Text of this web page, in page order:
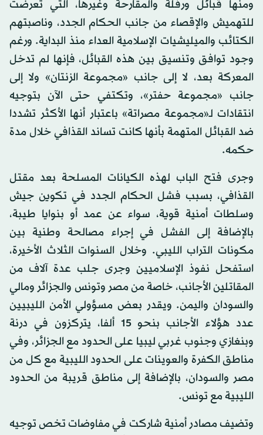
ومنها قبائل ورفلة والمقارحة وغيرها، التي تعرضت
للتهميش والإقصاء من جانب الحكام الجدد، وناصبتهم
الكتائب والميليشيات الإسلامية العداء منذ البداية. ورغم
وجود توافق وتنسيق بين هذه القبائل، فإنها لم تدخل
المعركة بعد، لا إلى جانب «مجموعة الزنتان» ولا إلى
جانب «مجموعة حفتر»، وتكتفي حتى الآن بتوجيه
انتقادات لـ«مجموعة مصراتة» باعتبار أنها الأكثر تشددا
ضد القبائل المتهمة بأنها كانت تساند القذافي خلال مدة
حكمه.
وجرى فتح الباب لهذه الكيانات المسلحة بعد مقتل
القذافي، بسبب فشل الحكام الجدد في تكوين جيش
وسلطات أمنية قوية، سواء عن عمد أو بنوايا طيبة،
بالإضافة إلى الفشل في إجراء مصالحة وطنية بين
مكونات التراب الليبي. وخلال السنوات الثلاث الأخيرة،
استفحل نفوذ الإسلاميين وجرى جلب عدة آلاف من
المقاتلين الأجانب، خاصة من مصر وتونس والجزائر ومالي
والسودان واليمن. ويقدر بعض مسؤولي الأمن الليبيين
عدد هؤلاء الأجانب بنحو 15 ألفا، يتركزون في درنة
وبنغازي وجنوب غربي ليبيا على الحدود مع الجزائر، وفي
مناطق الكفرة والعوينات على الحدود الليبية مع كل من
مصر والسودان، بالإضافة إلى مناطق قريبة من الحدود
الليبية مع تونس.
وتضيف مصادر أمنية شاركت في مفاوضات تخص توجيه